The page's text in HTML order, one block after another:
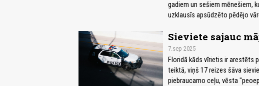
gadiem un sešiem mēnešiem,
uzklausīs apsūdzēto pēdējo
Sieviete sajauc
7.sep 2025
Floridā kāds vīrietis ir arestēts
teiktā, viņš 17 reizes šāva
piebraucamo ceļu, vēsta